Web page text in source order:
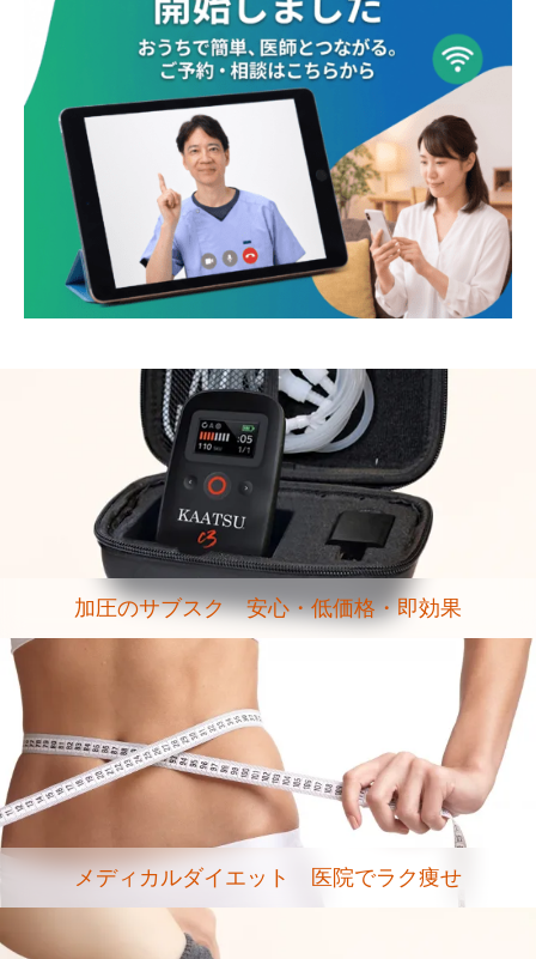
加圧のサブスク 安心・低価格・即効果
メディカルダイエット 医院でラク痩せ